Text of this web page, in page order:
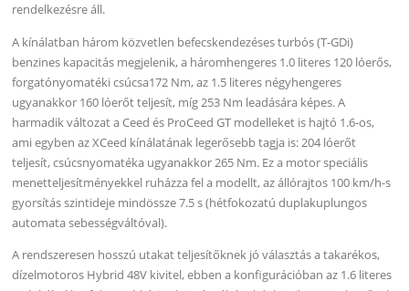
rendelkezésre áll.
A kínálatban három közvetlen befecskendezéses turbós (T-GDi)
benzines kapacitás megjelenik, a háromhengeres 1.0 literes 120 lóerős,
forgatónyomatéki csúcsa172 Nm, az 1.5 literes négyhengeres
ugyanakkor 160 lóerőt teljesít, míg 253 Nm leadására képes. A
harmadik változat a Ceed és ProCeed GT modelleket is hajtó 1.6-os,
ami egyben az XCeed kínálatának legerősebb tagja is: 204 lóerőt
teljesít, csúcsnyomatéka ugyanakkor 265 Nm. Ez a motor speciális
menetteljesítményekkel ruházza fel a modellt, az állórajtos 100 km/h-s
gyorsítás szintideje mindössze 7.5 s (hétfokozatú duplakuplungos
automata sebességváltóval).
A rendszeresen hosszú utakat teljesítőknek jó választás a takarékos,
dízelmotoros Hybrid 48V kivitel, ebben a konfigurációban az 1.6 literes